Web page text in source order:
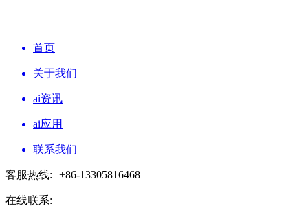
首页
关于我们
ai资讯
ai应用
联系我们
客服热线: +86-13305816468
在线联系: